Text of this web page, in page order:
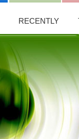
RECENTLY